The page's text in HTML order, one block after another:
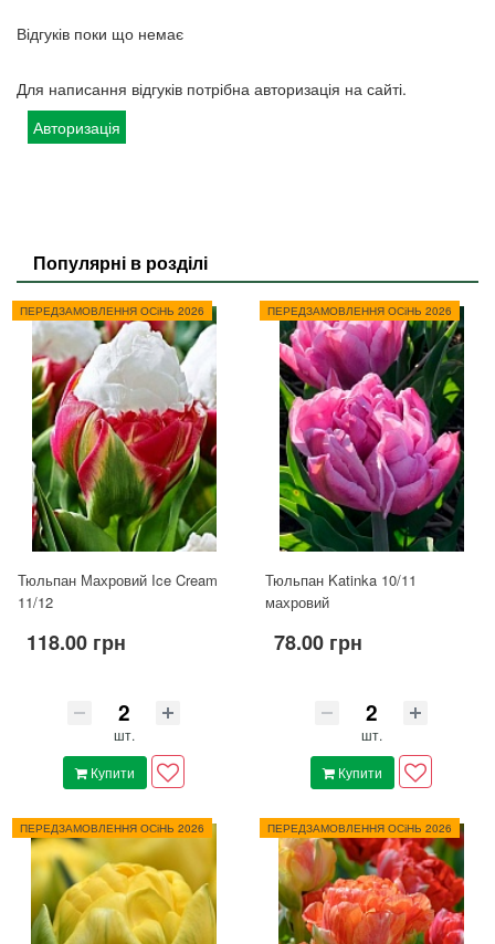
Відгуків поки що немає
Для написання відгуків потрібна авторизація на сайті.
Авторизація
Популярні в розділі
ПЕРЕДЗАМОВЛЕННЯ ОСіНЬ 2026
Тюльпан Махровий Ice Cream
11/12
118.00 грн
шт.
Купити
ПЕРЕДЗАМОВЛЕННЯ ОСіНЬ 2026
Тюльпан Katinka 10/11
махровий
78.00 грн
шт.
Купити
ПЕРЕДЗАМОВЛЕННЯ ОСіНЬ 2026 ПЕРЕДЗАМОВЛЕННЯ ОСіНЬ 2026